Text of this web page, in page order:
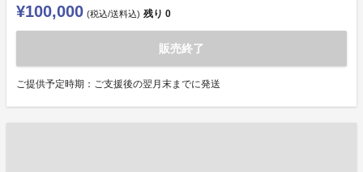
¥100,000 (税込/送料込) 残り 0
販売終了
ご提供予定時期：ご支援後の翌月末までに発送